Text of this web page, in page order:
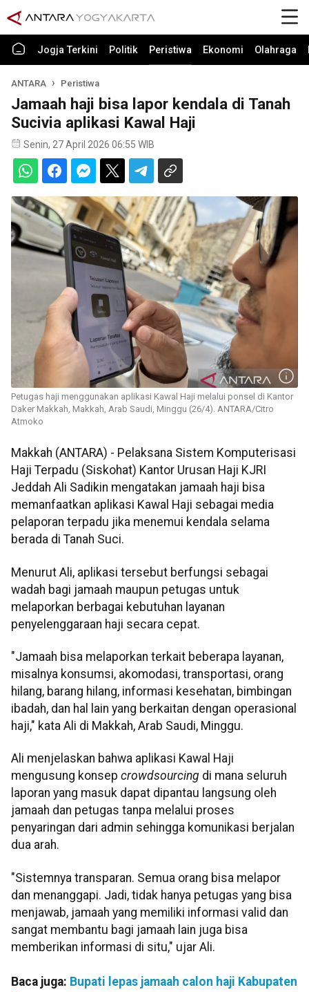
Jogja Terkini Politik Peristiwa Ekonomi Olahraga
ANTARA Peristiwa
Jamaah haji bisa lapor kendala di Tanah
Sucivia aplikasi Kawal Haji
Senin, 27 April 2026 06:55 WIB
Petugas haji menggunakan aplikasi Kawal Haji melalui ponsel di Kantor
Daker Makkah, Makkah, Arab Saudi, Minggu (26/4). ANTARA/Citro
Atmoko
Makkah (ANTARA) - Pelaksana Sistem Komputerisasi
Haji Terpadu (Siskohat) Kantor Urusan Haji KJRI
Jeddah Ali Sadikin mengatakan jamaah haji bisa
memanfaatkan aplikasi Kawal Haji sebagai media
pelaporan terpadu jika menemui kendala selama
berada di Tanah Suci.
Menurut Ali, aplikasi tersebut berfungsi sebagai
wadah bagi jamaah maupun petugas untuk
melaporkan berbagai kebutuhan layanan
penyelenggaraan haji secara cepat.
"Jamaah bisa melaporkan terkait beberapa layanan,
misalnya konsumsi, akomodasi, transportasi, orang
hilang, barang hilang, informasi kesehatan, bimbingan
ibadah, dan hal lain yang berkaitan dengan operasional
haji," kata Ali di Makkah, Arab Saudi, Minggu.
Ali menjelaskan bahwa aplikasi Kawal Haji
mengusung konsep crowdsourcing di mana seluruh
laporan yang masuk dapat dipantau langsung oleh
jamaah dan petugas tanpa melalui proses
penyaringan dari admin sehingga komunikasi berjalan
dua arah.
"Sistemnya transparan. Semua orang bisa melapor
dan menanggapi. Jadi, tidak hanya petugas yang bisa
menjawab, jamaah yang memiliki informasi valid dan
sangat membantu bagi jamaah lain juga bisa
memberikan informasi di situ," ujar Ali.
Baca juga: Bupati lepas jamaah calon haji Kabupaten